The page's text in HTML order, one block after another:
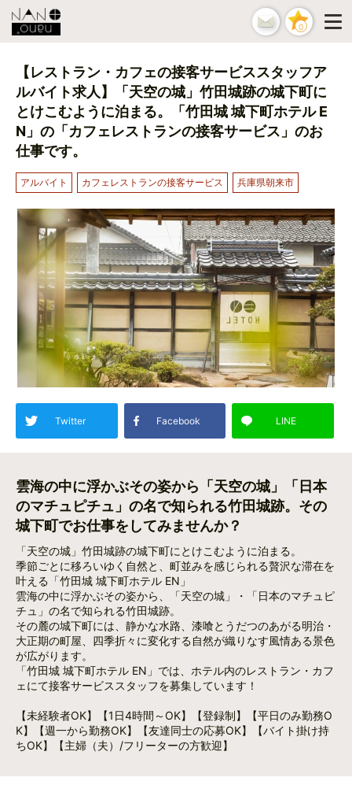
0
【レストラン・カフェの接客サービススタッフア
ルバイト求人】「天空の城」竹田城跡の城下町に
とけこむように泊まる。「⽵⽥城 城下町ホテル E
N」の「カフェレストランの接客サービス」のお
仕事です。
アルバイト カフェレストランの接客サービス 兵庫県朝来市
Twitter Facebook LINE
雲海の中に浮かぶその姿から「天空の城」「日本
のマチュピチュ」の名で知られる竹田城跡。その
城下町でお仕事をしてみませんか？
「天空の城」竹田城跡の城下町にとけこむように泊まる。
季節ごとに移ろいゆく自然と、町並みを感じられる贅沢な滞在を
叶える「⽵⽥城 城下町ホテル EN」
雲海の中に浮かぶその姿から、「天空の城」・「日本のマチュピ
チュ」の名で知られる竹田城跡。
その麓の城下町には、静かな水路、漆喰とうだつのあがる明治・
大正期の町屋、四季折々に変化する自然が織りなす風情ある景色
が広がります。
「⽵⽥城 城下町ホテル EN」では、ホテル内のレストラン・カフ
ェにて接客サービススタッフを募集しています！
【未経験者OK】【1日4時間～OK】【登録制】【平日のみ勤務O
K】【週一から勤務OK】【友達同士の応募OK】【バイト掛け持
ちOK】【主婦（夫）/フリーターの方歓迎】